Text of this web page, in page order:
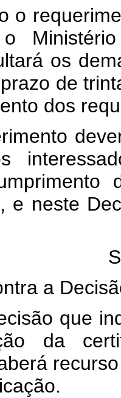
os
de
dos
, e neste
a
que
da